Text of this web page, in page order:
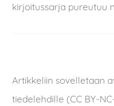
kirjoitussarja pureutuu
Artikkeliin sovelletaan
tiedelehdille (CC BY-